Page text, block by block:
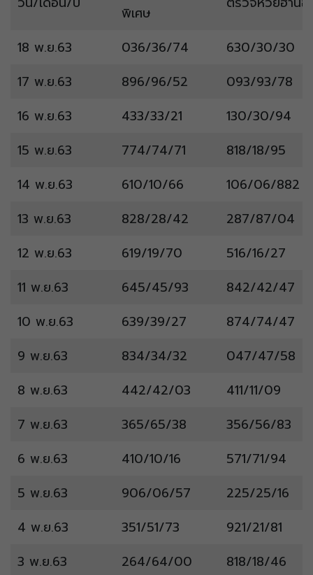
พิเศษ
18 พ.ย.63 036/36/74
630/30/30
17 พ.ย.63
896/96/52
093/93/78
16 พ.ย.63
433/33/21
130/30/94
15 พ.ย.63
774/74/71
818/18/95
14 พ.ย.63
610/10/66
106/06/882
13 พ.ย.63
828/28/42
287/87/04
12 พ.ย.63
619/19/70
516/16/27
11 พ.ย.63
645/45/93
842/42/47
10 พ.ย.63
639/39/27
874/74/47
9 พ.ย.63
834/34/32
047/47/58
8 พ.ย.63
442/42/03
411/11/09
7 พ.ย.63
365/65/38
356/56/83
6 พ.ย.63
410/10/16
571/71/94
5 พ.ย.63
906/06/57
225/25/16
4 พ.ย.63
351/51/73
921/21/81
3 พ.ย.63
264/64/00
818/18/46